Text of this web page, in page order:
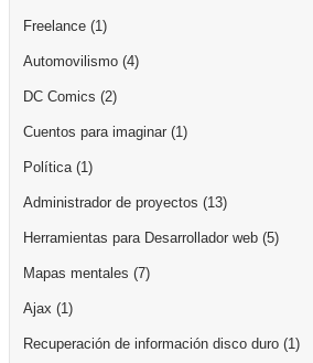
Freelance (1)
Automovilismo (4)
DC Comics (2)
Cuentos para imaginar (1)
Política(1)
Administrador de proyectos (13)
Herramientas para Desarrollador web (5)
Mapas mentales (7)
Ajax (1)
Recuperación de información disco duro (1)